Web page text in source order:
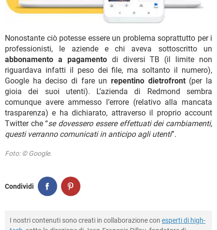
Nonostante ciò potesse essere un problema soprattutto per i
professionisti, le aziende e chi aveva sottoscritto un
abbonamento a pagamentodi diversi TB (il limite non
riguardava infatti il peso dei file, ma soltanto il numero),
Google ha deciso di fare un repentino dietrofront(per la
gioia dei suoi utenti). L’azienda di Redmond sembra
comunque avere ammesso l’errore (relativo alla mancata
trasparenza) e ha dichiarato, attraverso il proprio account
Twitter che “se dovessero essere effettuati dei cambiamenti,
questi verranno comunicati in anticipo agli utenti”.
Foto: © Google.
Condividi
I nostri contenuti sono creati in collaborazione con esperti di high-